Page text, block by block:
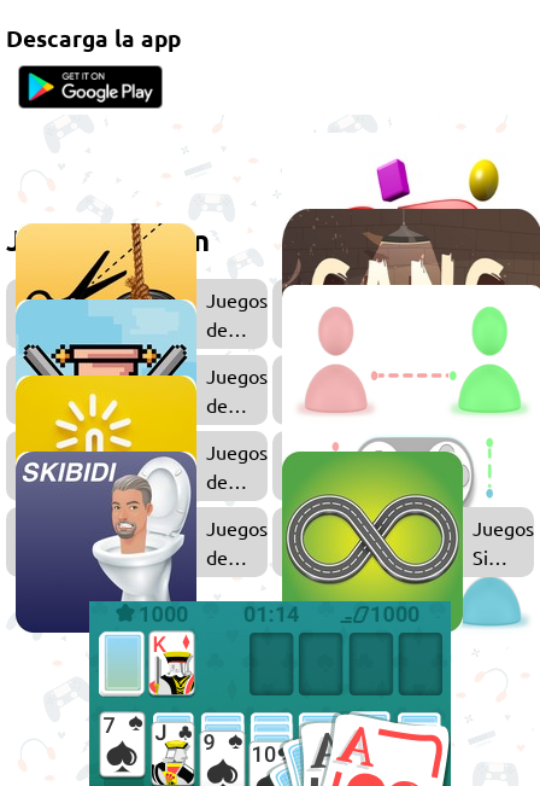
Descarga la app
Juega también
Juegos
de
Física
Juegos
de
Pixel
Art
Juegos
de
Clic
Juegos
de
Skibidi
Juegos
Sin
Fin